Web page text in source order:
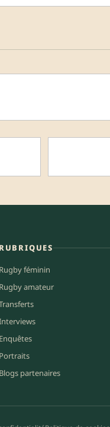
RUBRIQUES
Rugby féminin
Rugby amateur
Enquêtes
Portraits
Blogs partenaires